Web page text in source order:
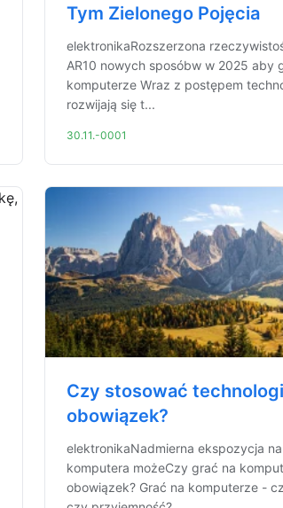
Tym Zielonego Pojęcia
elektronikaRozszerzona
AR10 nowych sposóbw w 2025 aby
komputerze Wraz z postępem
rozwijają się t...
30.11.-0001
Czy stosować
obowiązek?
elektronikaNadmierna ekspozycja
komputera możeCzy grać na
obowiązek? Grać na komputerze -